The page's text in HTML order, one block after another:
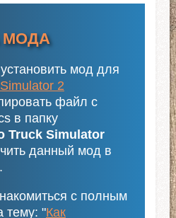
МОДА
мод для
2
файл с
в папку
Truck Simulator
данный мод в
с полным
тему: "Как